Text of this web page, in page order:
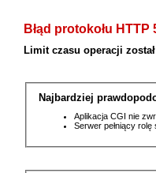
Błąd protokołu
Limit czasu operacji
Najbardziej
Aplikacja CGI nie
Serwer pełniący